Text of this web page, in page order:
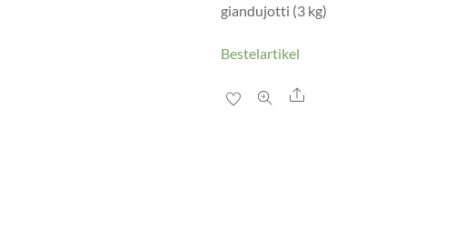
giandujotti (3 kg)
Bestelartikel
Share